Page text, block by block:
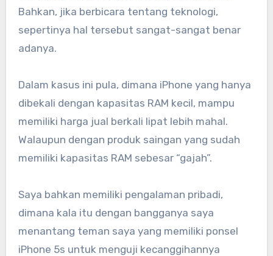
Bahkan, jika berbicara tentang teknologi,
sepertinya hal tersebut sangat-sangat benar
adanya.
Dalam kasus ini pula, dimana iPhone yang hanya
dibekali dengan kapasitas RAM kecil, mampu
memiliki harga jual berkali lipat lebih mahal.
Walaupun dengan produk saingan yang sudah
memiliki kapasitas RAM sebesar “gajah”.
Saya bahkan memiliki pengalaman pribadi,
dimana kala itu dengan bangganya saya
menantang teman saya yang memiliki ponsel
iPhone 5s untuk menguji kecanggihannya